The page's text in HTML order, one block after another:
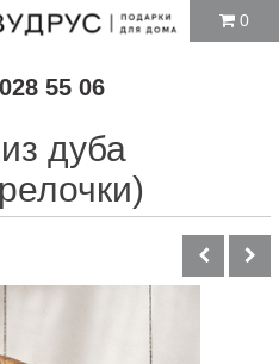
55 06
0
дуба